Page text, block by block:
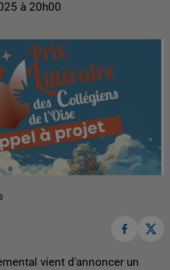
à 20h00
vient d'annoncer un